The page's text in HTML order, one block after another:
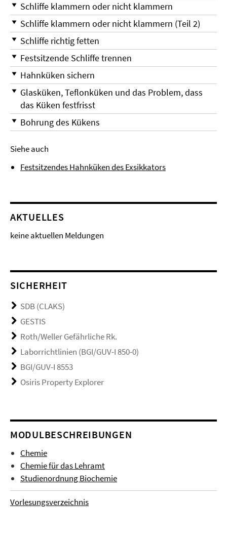
Schliffe klammern oder nicht klammern
Schliffe klammern oder nicht klammern (Teil 2)
Schliffe richtig fetten
Festsitzende Schliffe trennen
Hahnküken sichern
Glasküken, Teflonküken und das Problem, dass
das Küken festfrisst
Bohrung des Kükens
Siehe auch
Festsitzendes Hahnküken des Exsikkators
AKTUELLES
keine aktuellen Meldungen
SICHERHEIT
SDB (CLAKS)
GESTIS
Roth/Weller Gefährliche Rk.
Laborrichtlinien (BGI/GUV-I 850-0)
BGI/GUV-I 8553
Osiris Property Explorer
MODULBESCHREIBUNGEN
Chemie
Chemie für das Lehramt
Studienordnung Biochemie
Vorlesungsverzeichnis